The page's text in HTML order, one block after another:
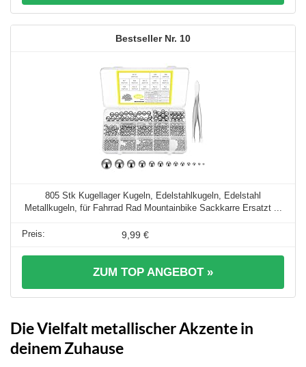
10
805 Stk Kugellager Kugeln, Edelstahlkugeln, Edelstahl
Metallkugeln, für Fahrrad Rad Mountainbike Sackkarre Ersatzt ...
9,99 €
ZUM TOP ANGEBOT »
Die Vielfalt metallischer Akzente in
deinem Zuhause